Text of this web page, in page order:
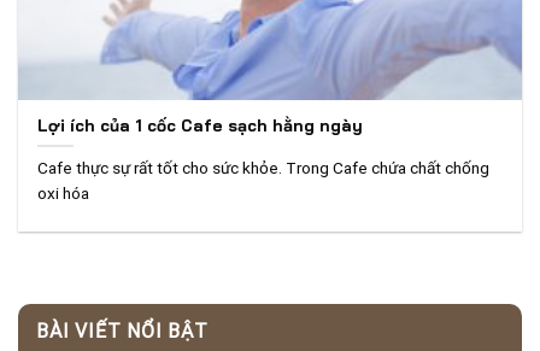
Lợi ích của 1 cốc Cafe sạch hằng ngày
Cafe thực sự rất tốt cho sức khỏe. Trong Cafe chứa chất chống
oxi hóa
BÀI VIẾT NỔI BẬT